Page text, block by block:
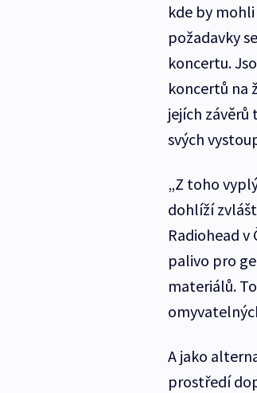
kde by
požadavky
koncertu.
koncertů na
jejích
svých
„Z toho
dohlíží
Radiohead
palivo pro
materiálů.
A jako
prostředí